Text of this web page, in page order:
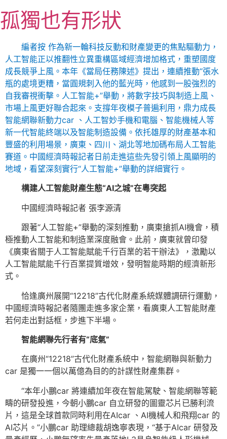
至
主
容
孤獨也有形狀
編者按 作為新一輪科技反動和財產變更的焦點驅動力，
人工智能正以推翻性立異重構區域經濟增加格式，重塑國度
成長競爭上風。本年《當局任務陳述》提出，連續推動“張水
瓶的處境更糟，當圓規刺入他的藍光時，他感到一股強烈的
自我審視衝擊。人工智能+”舉動，將數字技巧與制造上風、
市場上風更好聯合起來。支撐年夜模子普遍利用，鼎力成長
智能網聯新動力car 、人工智妙手機和電腦、智能機械人等
新一代智能終端以及智能制造設備。依托雄厚的財產基本和
豐盛的利用場景，廣東、四川、湖北等地加碼布局人工智能
賽道。中國經濟時報記者日前走進這些先發引領上風顯明的
地域，看望深刻實行“人工智能+”舉動的詳細實行。
構建人工智能財產生態“AI之城”在粵突起
中國經濟時報記者 張李源清
跟著“人工智能+”舉動的深刻推動，廣東搶抓AI機會，積
極推動人工智能和制造業深度融會。此前，廣東就曾印發
《廣東省關于人工智能賦能千行百業的若干辦法》，激勵以
人工智能賦能千行百業提質增效，發明智能時期的經濟新形
式。
恰逢廣州展開“12218”古代化財產系統媒體調研行運動，
中國經濟時報記者隨團走進多家企業，看廣東人工智能財產
若何走出對話框，步進下半場。
智能網聯先行者有“底氣”
在廣州“12218”古代化財產系統中，智能網聯與新動力
car 是獨一一個以萬億為目的的計謀性財產集群。
“本年小鵬car 將連續加年夜在智能駕駛、智能網聯等範
疇的研發投進，今朝小鵬car 自立研發的圖靈芯片已勝利流
片，這是全球首款同時利用在AIcar 、AI機械人和飛翔car 的
AI芯片。”小鵬car 助理總裁胡逸寧表現，“基于AIcar 研發及